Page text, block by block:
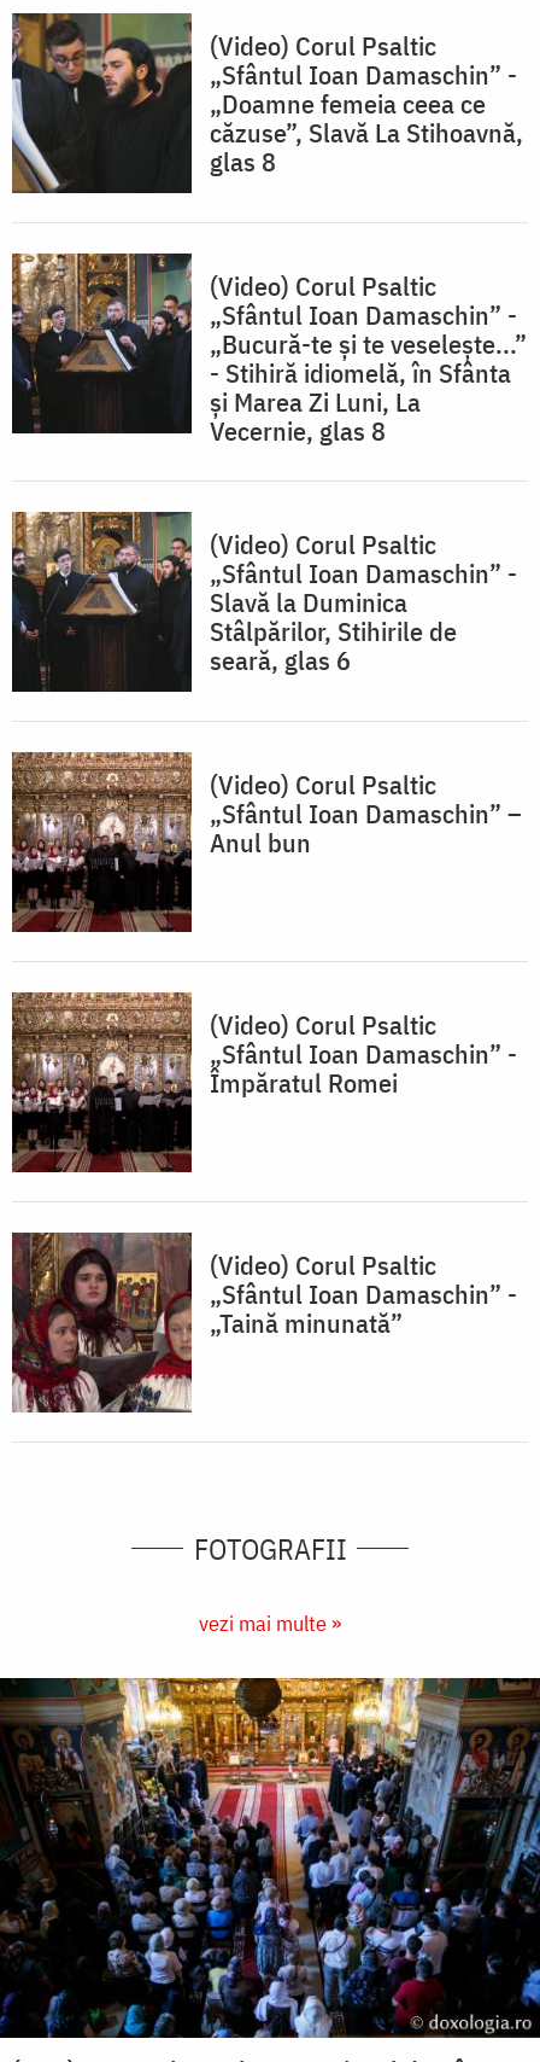
(Video) Corul Psaltic
„Sfântul Ioan Damaschin” -
„Doamne femeia ceea ce
căzuse”, Slavă La Stihoavnă,
glas 8
(Video) Corul Psaltic
„Sfântul Ioan Damaschin” -
„Bucură-te și te veselește...”
- Stihiră idiomelă, în Sfânta
și Marea Zi Luni, La
Vecernie, glas 8
(Video) Corul Psaltic
„Sfântul Ioan Damaschin” -
Slavă la Duminica
Stâlpărilor, Stihirile de
seară, glas 6
(Video) Corul Psaltic
„Sfântul Ioan Damaschin” –
Anul bun
(Video) Corul Psaltic
„Sfântul Ioan Damaschin” -
Împăratul Romei
(Video) Corul Psaltic
„Sfântul Ioan Damaschin” -
„Taină minunată”
FOTOGRAFII
vezi mai multe »